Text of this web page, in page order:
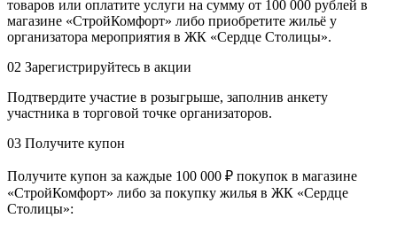
товаров или оплатите услуги на сумму от 100 000 рублей в
магазине «СтройКомфорт» либо приобретите жильё у
организатора мероприятия в ЖК «Сердце Столицы».
02 Зарегистрируйтесь в акции
Подтвердите участие в розыгрыше, заполнив анкету
участника в торговой точке организаторов.
03 Получите купон
Получите купон за каждые 100 000 ₽ покупок в магазине
«СтройКомфорт» либо за покупку жилья в ЖК «Сердце
Столицы»: